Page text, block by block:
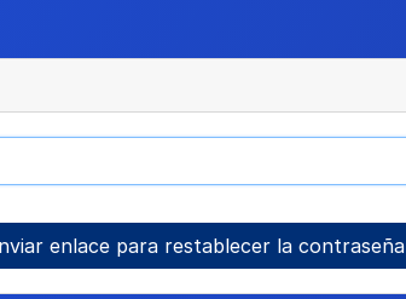
enlace para restablecer la contraseña